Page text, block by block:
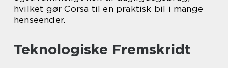
hvilket gør Corsa til en praktisk bil i mange
henseender.
Teknologiske Fremskridt